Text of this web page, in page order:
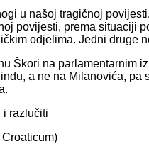
u našoj tragičnoj
povijesti, prema situaciji
odjelima. Jedni druge
Škori na parlamentarnim
a ne na Milanovića, pa
i razlučiti